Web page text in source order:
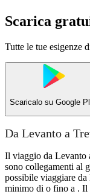
Scarica
Tutte le tue esigenze
Scaricalo su Google
Da Levanto a
Il viaggio da Levanto
sono collegamenti al
possibile viaggiare
minimo di o fino a . Il